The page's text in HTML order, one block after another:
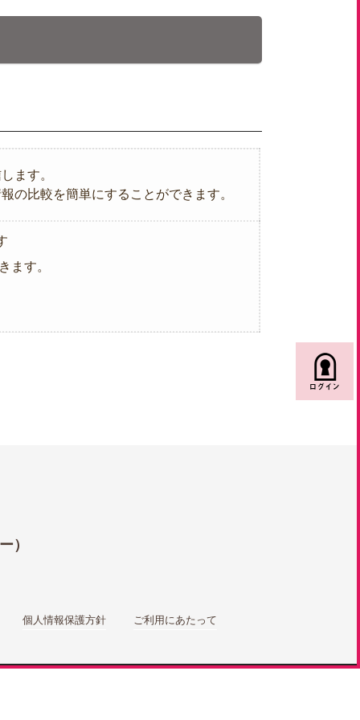

ます。
の比較を簡単にすることができます。
ます。
）
個人情報保護方針 ご利用にあたって